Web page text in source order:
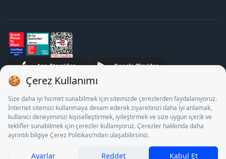
STJ İnsan Kaynakları Bilişim ve Danışmanlık A.Ş. Özel İstihdam
Bürosu Olarak 13/05/2025 - 12/05/2028 tarihleri arasında
faaliyette bulunmak üzere, Türkiye İş Kurumu tarafından
18/04/2025 tarih ve 18095710 sayılı karar uyarınca 1078 nolu
belge ile faaliyet göstermektedir. 4904 sayılı kanun uyarınca iş